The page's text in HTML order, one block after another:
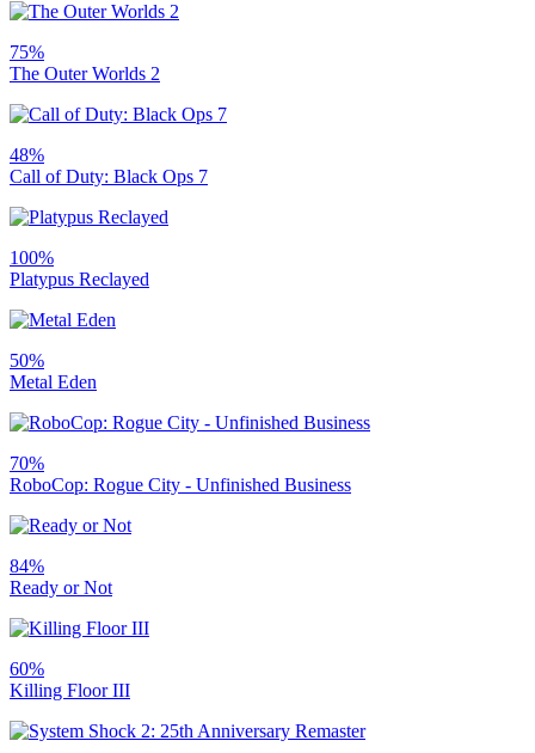
75%
The Outer Worlds 2
48%
Call of Duty: Black Ops 7
100%
Platypus Reclayed
50%
Metal Eden
70%
RoboCop: Rogue City - Unfinished Business
84%
Ready or Not
60%
Killing Floor III